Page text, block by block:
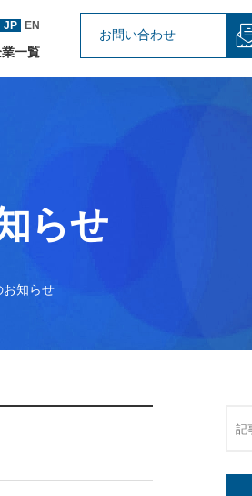
JP EN
お問い合わせ
一覧
お知らせ
らせ